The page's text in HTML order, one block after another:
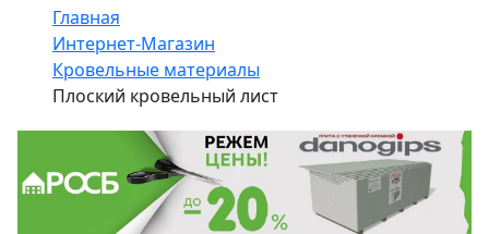
Главная
Интернет-Магазин
Кровельные материалы
Плоский кровельный лист